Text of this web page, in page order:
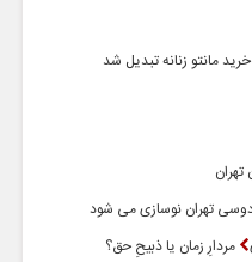
مانتو زنانه تبدیل شد
تهران نوسازی می شود
مردارِ زمان یا ذبیحِ حق؟